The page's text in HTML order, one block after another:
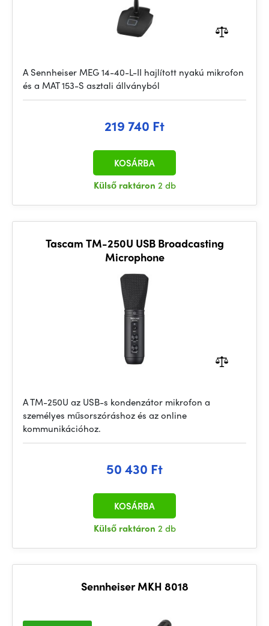
A Sennheiser MEG 14-40-L-II hajlított nyakú mikrofon
és a MAT 153-S asztali állványból
219 740 Ft
Külső raktáron 2 db
KOSÁRBA
Tascam TM-250U USB Broadcasting
Microphone
A TM-250U az USB-s kondenzátor mikrofon a
személyes műsorszóráshoz és az online
kommunikációhoz.
50 430 Ft
Külső raktáron 2 db
KOSÁRBA
Sennheiser MKH 8018